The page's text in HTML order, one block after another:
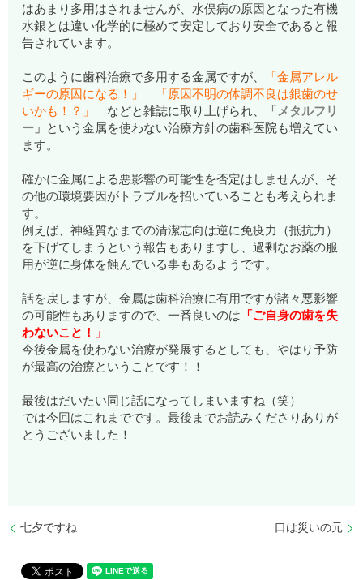
はあまり多用はされませんが、水俣病の原因となった有機
水銀とは違い化学的に極めて安定しており安全であると報
告されています。
このように歯科治療で多用する金属ですが、
「金属アレル
ギーの原因になる！」
「原因不明の体調不良は銀歯のせ
いかも！？」
などと雑誌に取り上げられ、
「メタルフリ
ー」 という金属を使わない治療方針の歯科医院も増えてい
ます。
確かに金属による悪影響の可能性を否定はしませんが、そ
の他の環境要因がトラブルを招いていることも考えられま
す。
例えば、神経質なまでの清潔志向は逆に免疫力（抵抗力）
を下げてしまうという報告もありますし、過剰なお薬の服
用が逆に身体を蝕んでいる事もあるようです。
話を戻しますが、金属は歯科治療に有用ですが諸々悪影響
の可能性もありますので、一番良いのは 「ご自身の歯を失
わないこと！」
今後金属を使わない治療が発展するとしても、やはり予防
が最高の治療ということです！！
最後はだいたい同じ話になってしまいますね（笑）
では今回はこれまでです。最後までお読みくださりありが
とうございました！
七夕ですね 口は災いの元